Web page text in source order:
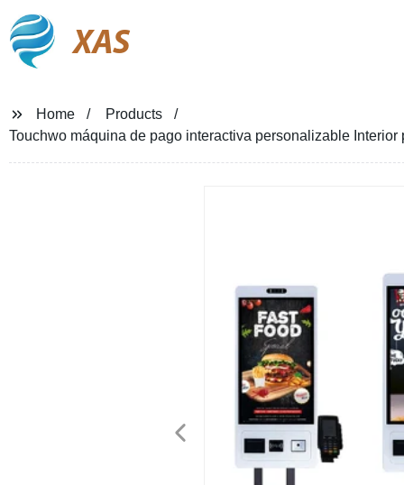
XAS
Home
Products
Touchwo máquina de pago interactiva personalizable